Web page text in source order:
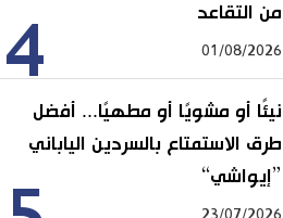
4
من التقاعد
01/08/2026
نيئًا أو مشويًا أو مطهيًا... أفضل
طرق الاستمتاع بالسردين الياباني
”إيواشي“